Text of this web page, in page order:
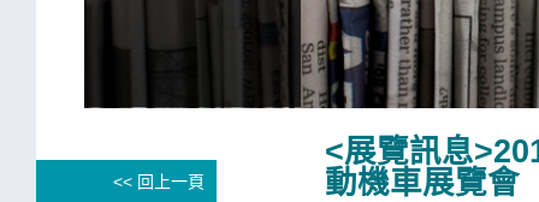
<< 回上一頁
<展覽訊息
動機車展覽會